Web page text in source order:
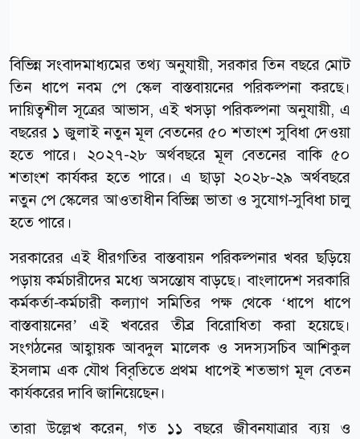
বিভিন্ন সংবাদমাধ্যমের তথ্য অনুযায়ী, সরকার তিন বছরে মোট
তিন ধাপে নবম পে স্কেল বাস্তবায়নের পরিকল্পনা করছে।
দায়িত্বশীল সূত্রের আভাস, এই খসড়া পরিকল্পনা অনুযায়ী, এ
বছরের ১ জুলাই নতুন মূল বেতনের ৫০ শতাংশ সুবিধা দেওয়া
হতে পারে। ২০২৭-২৮ অর্থবছরে মূল বেতনের বাকি ৫০
শতাংশ কার্যকর হতে পারে। এ ছাড়া ২০২৮-২৯ অর্থবছরে
নতুন পে স্কেলের আওতাধীন বিভিন্ন ভাতা ও সুযোগ-সুবিধা চালু
হতে পারে।
সরকারের এই ধীরগতির বাস্তবায়ন পরিকল্পনার খবর ছড়িয়ে
পড়ায় কর্মচারীদের মধ্যে অসন্তোষ বাড়ছে। বাংলাদেশ সরকারি
কর্মকর্তা-কর্মচারী কল্যাণ সমিতির পক্ষ থেকে ‘ধাপে ধাপে
বাস্তবায়নের’ এই খবরের তীব্র বিরোধিতা করা হয়েছে।
সংগঠনের আহ্বায়ক আবদুল মালেক ও সদস্যসচিব আশিকুল
ইসলাম এক যৌথ বিবৃতিতে প্রথম ধাপেই শতভাগ মূল বেতন
কার্যকরের দাবি জানিয়েছেন।
তারা উল্লেখ করেন, গত ১১ বছরে জীবনযাত্রার ব্যয় ও